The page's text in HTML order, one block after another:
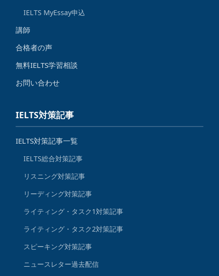
IELTS MyEssay申込
講師
合格者の声
無料IELTS学習相談
お問い合わせ
IELTS対策記事
IELTS対策記事一覧
IELTS総合対策記事
リスニング対策記事
リーディング対策記事
ライティング・タスク1対策記事
ライティング・タスク2対策記事
スピーキング対策記事
ニュースレター過去配信